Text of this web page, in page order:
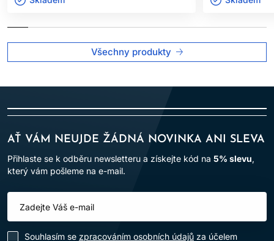
Všechny produkty
AŤ VÁM NEUJDE ŽÁDNÁ NOVINKA ANI SLEVA
Přihlaste se k odběru newsletteru a získejte kód na 5% slevu,
který vám pošleme na e-mail.
Souhlasím se zpracováním osobních údajů za účelem